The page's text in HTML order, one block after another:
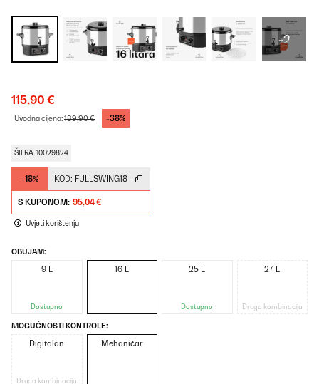
+2
115,90 €
Uvodna cijena:189,90 € -38%
ŠIFRA: 10029824
-18% KOD: FULLSWING18
S KUPONOM: 95,04 €
Uvjeti korištenja
OBUJAM:
9 L
Dostupno
16 L 25 L
Dostupno
27 L
Druga kombinacija
MOGUĆNOSTI KONTROLE:
Digitalan
Druga kombinacija
Mehaničar